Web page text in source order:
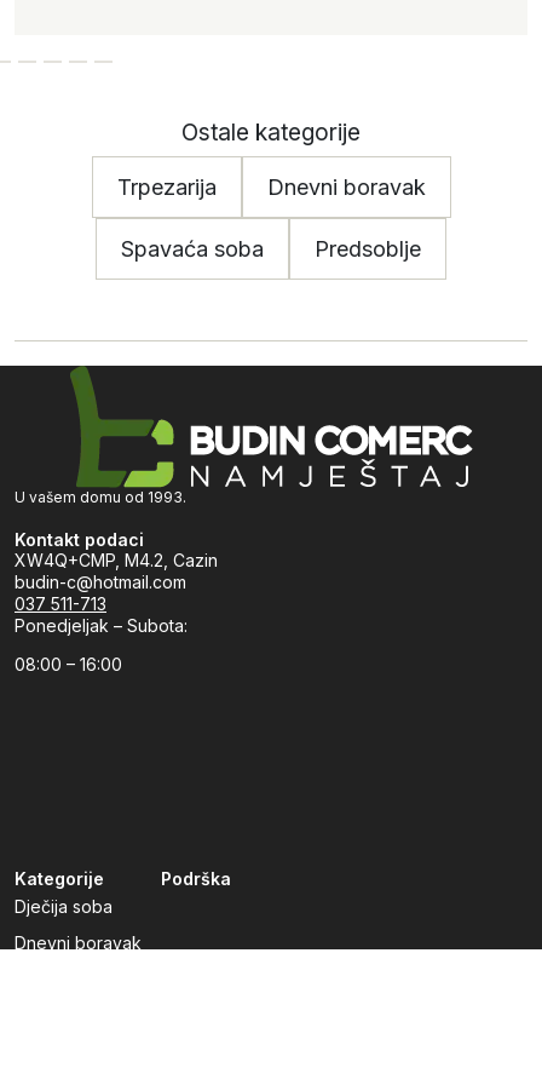
Ostale kategorije
Trpezarija Dnevni boravak
Spavaća soba Predsoblje
U vašem domu od 1993.
Kontakt podaci
XW4Q+CMP, M4.2, Cazin
budin-c@hotmail.com
037 511-713
Ponedjeljak – Subota:
08:00 – 16:00
Kategorije
Dječija soba
Dnevni boravak
Podrška